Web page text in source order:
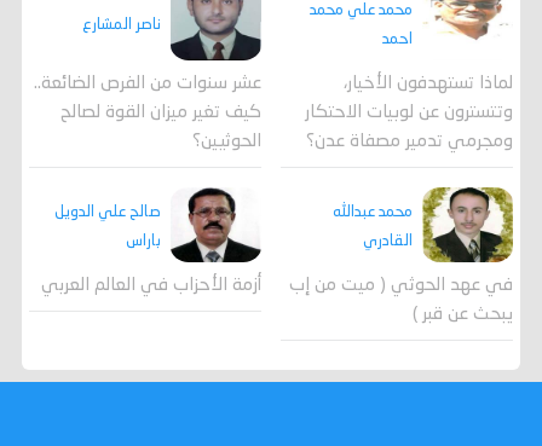
محمد علي محمد
احمد
لماذا تستهدفون الأخيار،
وتتسترون عن لوبيات الاحتكار
ومجرمي تدمير مصفاة عدن؟
ناصر المشارع
عشر سنوات من الفرص الضائعة..
كيف تغير ميزان القوة لصالح
الحوثيين؟
محمد عبدالله
القادري
في عهد الحوثي ( ميت من إب
يبحث عن قبر )
صالح علي الدويل
باراس
أزمة الأحزاب في العالم العربي